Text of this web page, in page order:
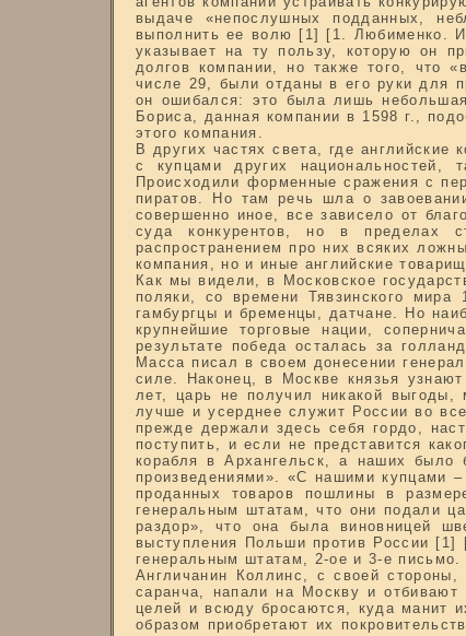
выдаче «непослушных подданных,
выполнить ее волю [1] [1. Любименко.
указывает на ту пользу, которую он
долгов компании, но также того, что
числе 29, были отданы в его руки для
он ошибался: это была лишь небольшая
Бориса, данная компании в 1598 г.,
этого компания.
В других частях света, где
с купцами других национальностей,
Происходили форменные сражения с
пиратов. Но там речь шла о
совершенно иное, все зависело от
суда конкурентов, но в пределах
распространением про них всяких
компания, но и иные английские
Как мы видели, в Московское
поляки, со времени Тявзинского
гамбургцы и бременцы, датчане. Но
крупнейшие торговые нации,
результате победа осталась за
Масса писал в своем донесении
силе. Наконец, в Москве князья
лет, царь не получил никакой
лучше и усерднее служит России во
прежде держали здесь себя гордо,
поступить, и если не представится
корабля в Архангельск, а наших
произведениями». «С нашими купцами
проданных товаров пошлины в
генеральным штатам, что они подали
раздор», что она была виновницей
выступления Польши против России
генеральным штатам, 2-ое и 3-е
Англичанин Коллинс, с своей
саранча, напали на Москву и отбивают
целей и всюду бросаются, куда манит
образом приобретают их